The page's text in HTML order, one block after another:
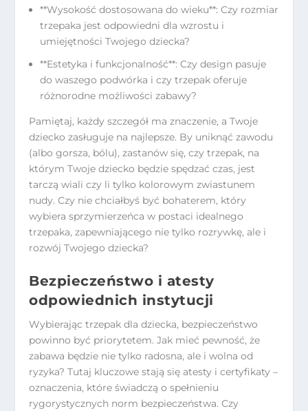
**Wysokość dostosowana do wieku**: Czy rozmiar
trzepaka jest odpowiedni dla wzrostu i
umiejętności Twojego dziecka?
**Estetyka i funkcjonalność**: Czy design pasuje
do waszego podwórka i czy trzepak oferuje
różnorodne możliwości zabawy?
Pamiętaj, każdy szczegół ma znaczenie, a Twoje
dziecko zasługuje na najlepsze. By uniknąć zawodu
(albo gorsza, bólu), zastanów się, czy trzepak, na
którym Twoje dziecko będzie spędzać czas, jest
tarczą wiali czy li tylko kolorowym zwiastunem
nudy. Czy nie chciałbyś być bohaterem, który
wybiera sprzymierzeńca w postaci idealnego
trzepaka, zapewniającego nie tylko rozrywkę, ale i
rozwój Twojego dziecka?
Bezpieczeństwo i atesty
odpowiednich instytucji
Wybierając trzepak dla dziecka, bezpieczeństwo
powinno być priorytetem. Jak mieć pewność, że
zabawa będzie nie tylko radosna, ale i wolna od
ryzyka? Tutaj kluczowe stają się atesty i certyfikaty –
oznaczenia, które świadczą o spełnieniu
rygorystycznych norm bezpieczeństwa. Czy